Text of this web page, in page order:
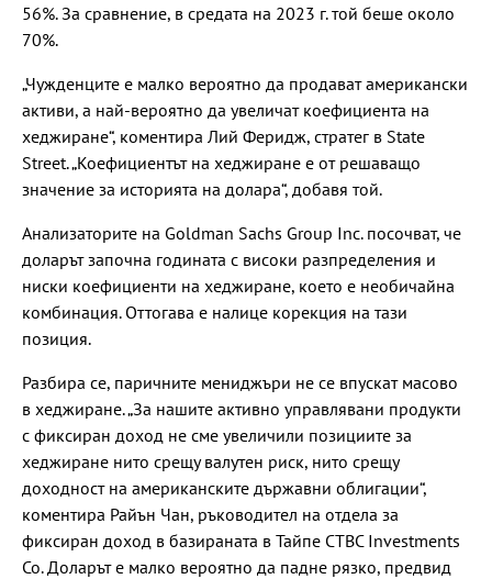
56%. За сравнение, в средата на 2023 г. той беше около
70%.
„Чужденците е малко вероятно да продават американски
активи, а най-вероятно да увеличат коефициента на
хеджиране“, коментира Лий Феридж, стратег в State
Street. „Коефициентът на хеджиране е от решаващо
значение за историята на долара“, добавя той.
Анализаторите на Goldman Sachs Group Inc. посочват, че
доларът започна годината с високи разпределения и
ниски коефициенти на хеджиране, което е необичайна
комбинация. Оттогава е налице корекция на тази
позиция.
Разбира се, паричните мениджъри не се впускат масово
в хеджиране. „За нашите активно управлявани продукти
с фиксиран доход не сме увеличили позициите за
хеджиране нито срещу валутен риск, нито срещу
доходност на американските държавни облигации“,
коментира Райън Чан, ръководител на отдела за
фиксиран доход в базираната в Тайпе CTBC Investments
Co. Доларът е малко вероятно да падне рязко, предвид